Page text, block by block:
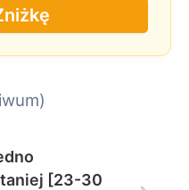
[23-30